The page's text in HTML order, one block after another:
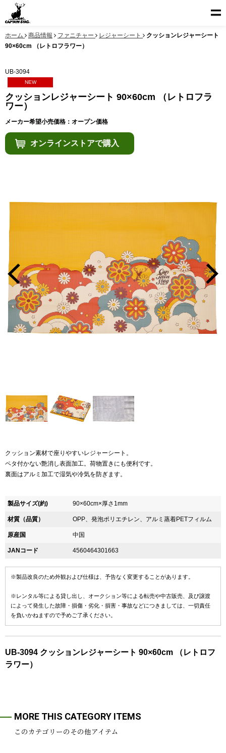
ホーム 商品情報 ファニチャー レジャーシート
クッションレジャーシート
90×60cm （レトロフラワー）
UB-3094
NEW
クッションレジャーシート 90×60cm （レトロフラ
ワー）
メーカー希望小売価格：オープン価格
オンラインストアで購入
クッション素材で座りやすいレジャーシート。
ペタ付かない艶消し表面加工。荷物置きにも便利です。
裏面はアルミ加工で湿気や冷気を防ぎます。
製品サイズ(約) 90×60cm×厚さ1mm
材質（品質） OPP、発泡ポリエチレン、アルミ蒸着PETフィルム
原産国 中国
JANコード 4560464301663
※製品改良のため外観および仕様は、予告なく変更することがあります。
※レンタル等による貸し出し、オークション等による転売や中古販売、及び譲渡
によって発生した故障・損傷・劣化・損害・事故などにつきましては、一切責任
を負いかねますので予めご了承ください。
UB-3094 クッションレジャーシート 90×60cm （レトロフ
ラワー）
MORE THIS CATEGORY ITEMS
このカテゴリーのその他アイテム